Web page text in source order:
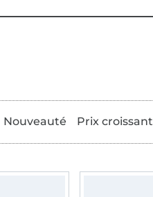
Nouveauté Prix croissant